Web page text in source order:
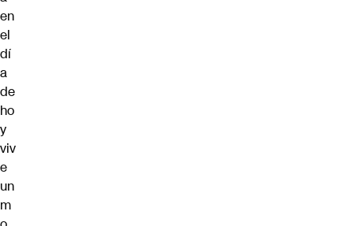
en
el
dí
a
de
ho
y
viv
e
un
m